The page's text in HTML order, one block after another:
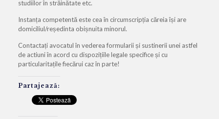
studiilor în străinătate etc.
Instanța competentă este cea în circumscripția căreia își are
domiciliul/reședinta obișnuita minorul.
Contactați avocatul în vederea formularii și sustinerii unei astfel
de actiuni în acord cu dispozițiile legale specifice și cu
particularitațile fiecărui caz în parte!
Partajează: